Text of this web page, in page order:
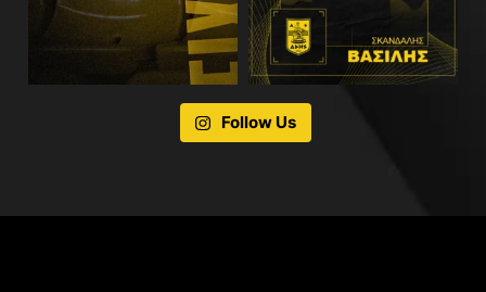
Follow Us